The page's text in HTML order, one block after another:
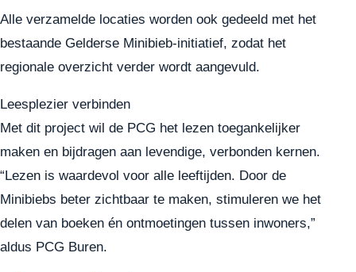
Alle verzamelde locaties worden ook gedeeld met het
bestaande Gelderse Minibieb-initiatief, zodat het
regionale overzicht verder wordt aangevuld.
Leesplezier verbinden
Met dit project wil de PCG het lezen toegankelijker
maken en bijdragen aan levendige, verbonden kernen.
“Lezen is waardevol voor alle leeftijden. Door de
Minibiebs beter zichtbaar te maken, stimuleren we het
delen van boeken én ontmoetingen tussen inwoners,”
aldus PCG Buren.